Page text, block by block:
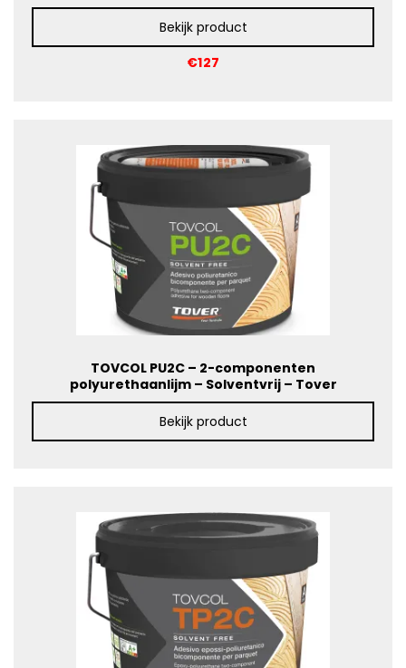
Bekijk product
€127
TOVCOL PU2C – 2-componenten
polyurethaanlijm – Solventvrij – Tover
Bekijk product